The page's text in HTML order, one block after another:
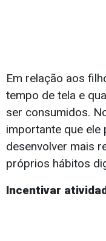
Em relação aos
tempo de tela e
ser consumidos.
importante que
desenvolver mais
próprios hábitos
Incentivar